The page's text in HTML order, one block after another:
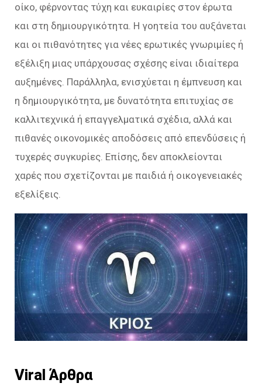
οίκο, φέρνοντας τύχη και ευκαιρίες στον έρωτα
και στη δημιουργικότητα. Η γοητεία του αυξάνεται
και οι πιθανότητες για νέες ερωτικές γνωριμίες ή
εξέλιξη μιας υπάρχουσας σχέσης είναι ιδιαίτερα
αυξημένες. Παράλληλα, ενισχύεται η έμπνευση και
η δημιουργικότητα, με δυνατότητα επιτυχίας σε
καλλιτεχνικά ή επαγγελματικά σχέδια, αλλά και
πιθανές οικονομικές αποδόσεις από επενδύσεις ή
τυχερές συγκυρίες. Επίσης, δεν αποκλείονται
χαρές που σχετίζονται με παιδιά ή οικογενειακές
εξελίξεις.
Viral Άρθρα